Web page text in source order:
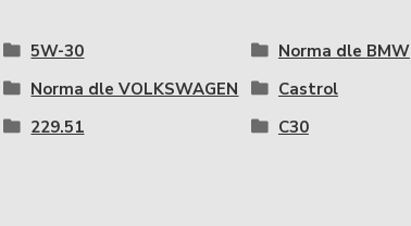
5W-30 Norma dle BMW
Norma dle VOLKSWAGEN Castrol
229.51 C30